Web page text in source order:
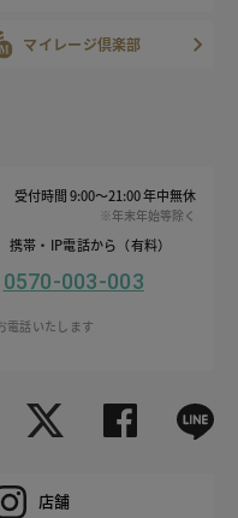
マイレージ倶楽部
受付時間 9:00～21:00 年中無休
※年末年始等除く
携帯・IP電話から（有料）
0570-003-003
電話いたします
店舗